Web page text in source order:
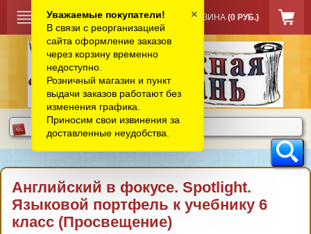
КОРЗИНА (0 РУБ.)
Английский в фокусе. Spotlight.
Языковой портфель к учебнику 6
класс (Просвещение)
Уважаемые покупатели!
В связи с реорганизацией
сайта оформление заказов
через корзину временно
недоступно.
Розничный магазин и пункт
выдачи заказов работают без
изменения графика.
Приносим свои извинения за
доставленные неудобства.
×